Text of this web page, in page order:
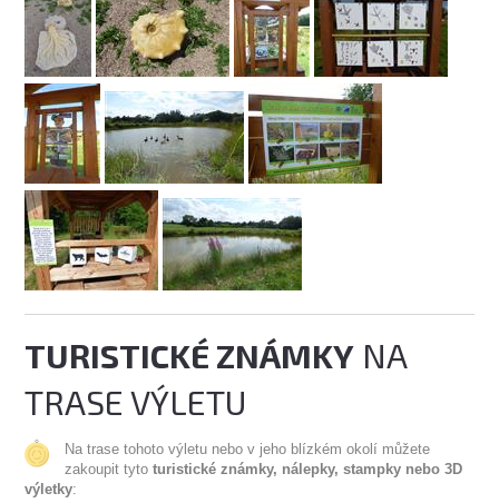
TURISTICKÉ ZNÁMKY NA
TRASE VÝLETU
Na trase tohoto výletu nebo v jeho blízkém okolí můžete
zakoupit tytoturistické známky, nálepky, stampky nebo 3D
výletky: